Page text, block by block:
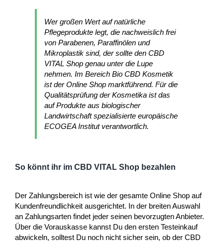
Wer großen Wert auf natürliche
Pflegeprodukte legt, die nachweislich frei
von Parabenen, Paraffinölen und
Mikroplastik sind, der sollte den CBD
VITAL Shop genau unter die Lupe
nehmen. Im Bereich Bio CBD Kosmetik
ist der Online Shop marktführend. Für die
Qualitätsprüfung der Kosmetika ist das
auf Produkte aus biologischer
Landwirtschaft spezialisierte europäische
ECOGEA Institut verantwortlich.
So könnt ihr im CBD VITAL Shop bezahlen
Der Zahlungsbereich ist wie der gesamte Online Shop auf
Kundenfreundlichkeit ausgerichtet. In der breiten Auswahl
an Zahlungsarten findet jeder seinen bevorzugten Anbieter.
Über die Vorauskasse kannst Du den ersten Testeinkauf
abwickeln, solltest Du noch nicht sicher sein, ob der CBD